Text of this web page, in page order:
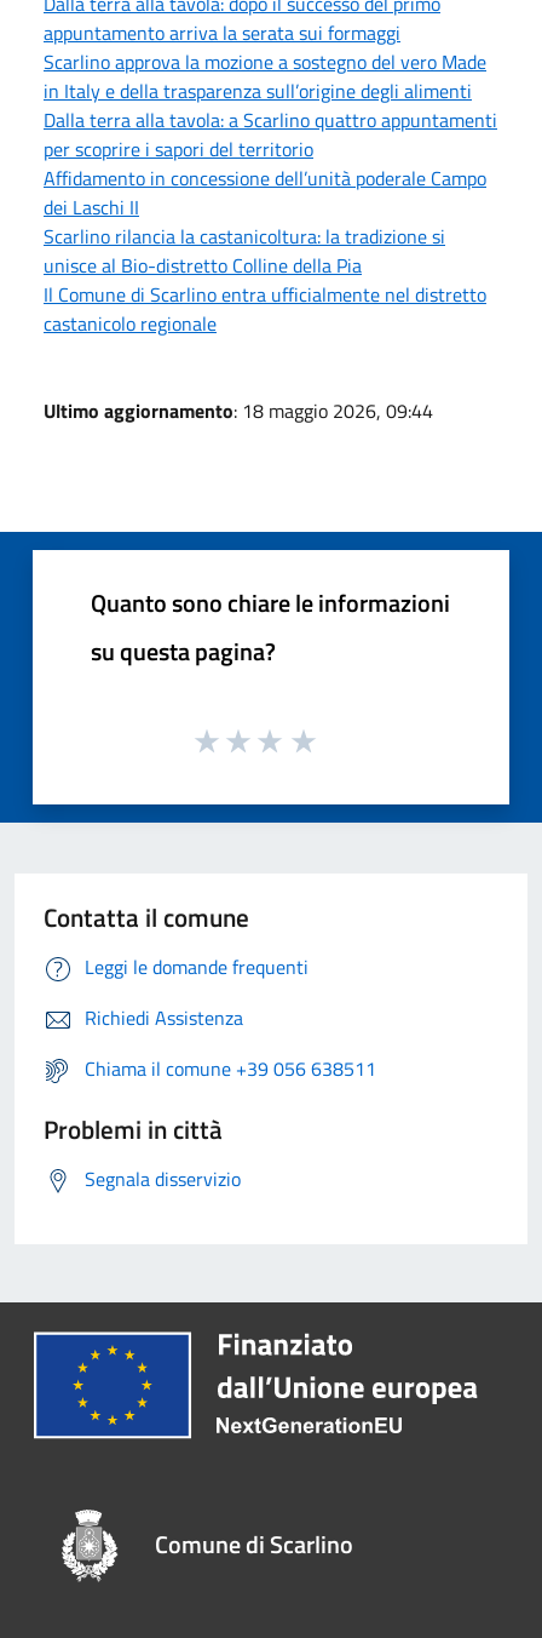
appuntamento arriva la serata sui formaggi
Scarlino approva la mozione a sostegno del vero Made
in Italy e della trasparenza sull’origine degli alimenti
Dalla terra alla tavola: a Scarlino quattro appuntamenti
per scoprire i sapori del territorio
Affidamento in concessione dell’unità poderale Campo
dei Laschi II
Scarlino rilancia la castanicoltura: la tradizione si
unisce al Bio-distretto Colline della Pia
Il Comune di Scarlino entra ufficialmente nel distretto
castanicolo regionale
Ultimo aggiornamento: 18 maggio 2026, 09:44
Quanto sono chiare le informazioni
su questa pagina?
Contatta il comune
Leggi le domande frequenti
Richiedi Assistenza
Chiama il comune +39 056 638511
Problemi in città
Segnala disservizio
Comune di Scarlino